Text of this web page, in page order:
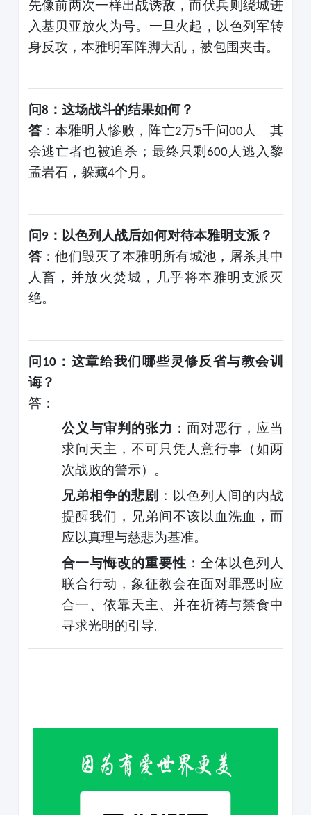
先像前两次一样出战诱敌，而伏兵则绕城进
入基贝亚放火为号。一旦火起，以色列军转
身反攻，本雅明军阵脚大乱，被包围夹击。
问8 ：这场战斗的结果如何？
答：本雅明人惨败，阵亡2万5千问00人。其
余逃亡者也被追杀；最终只剩600 人逃入黎
孟岩石，躲藏4个月。
问 9：以色列人战后如何对待本雅明支派？
答：他们毁灭了本雅明所有城池，屠杀其中
人畜，并放火焚城，几乎将本雅明支派灭
绝。
问10：这章给我们哪些灵修反省与教会训
诲？
答：
公义与审判的张力 ：面对恶行，应当
求问天主，不可只凭人意行事（如两
次战败的警示）。
兄弟相争的悲剧 ：以色列人间的内战
提醒我们，兄弟间不该以血洗血，而
应以真理与慈悲为基准。
合一与悔改的重要性 ：全体以色列人
联合行动，象征教会在面对罪恶时应
合一、依靠天主、并在祈祷与禁食中
寻求光明的引导。